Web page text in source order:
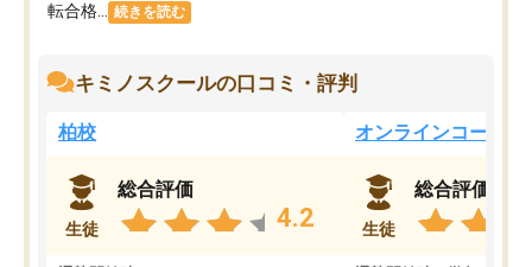
転合格...
続きを読む
キミノスクールの口コミ・評判
柏校
生徒
総合評価
4.2
オンラインコース
生徒
総合評価